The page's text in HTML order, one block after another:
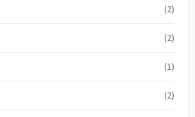
(2)
(2)
(1)
(2)